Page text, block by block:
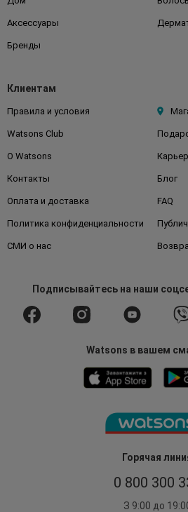
Горячая
0 800 300
З 9:00 до
Аксессуары
Бренды
Клиентам
Правила и условия
Watsons Club
О Watsons
Контакты Блог
Оплата и доставка FAQ
Политика конфиденциальности
СМИ о нас
Подписывайтесьна наши
Watsons в вашем